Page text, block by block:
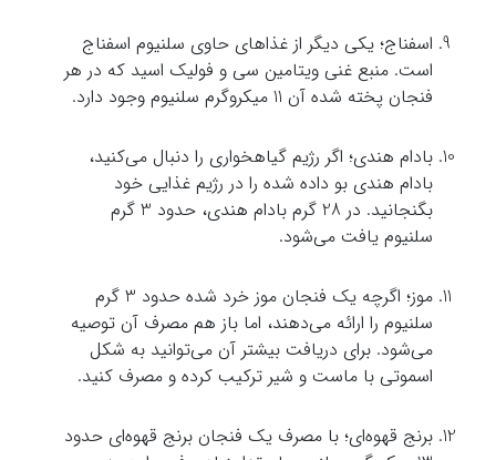
اسفناج؛ یکی دیگر از غذاهای حاوی سلنیوم اسفناج
است. منبع غنی ویتامین سی و فولیک اسید که در هر
فنجان پخته شده آن 11 میکروگرم سلنیوم وجود دارد.
بادام هندی؛ اگر رژیم گیاهخواری را دنبال می‌کنید،
بادام هندی بو داده شده را در رژیم غذایی خود
بگنجانید. در 28 گرم بادام هندی، حدود 3 گرم
سلنیوم یافت می‌شود.
موز؛ اگرچه یک فنجان موز خرد شده حدود 3 گرم
سلنیوم را ارائه می‌دهند، اما باز هم مصرف آن توصیه
می‌شود. برای دریافت بیشتر آن می‌توانید به شکل
اسموتی با ماست و شیر ترکیب کرده و مصرف کنید.
برنج قهوه‌ای؛ با مصرف یک فنجان برنج قهوه‌ای حدود